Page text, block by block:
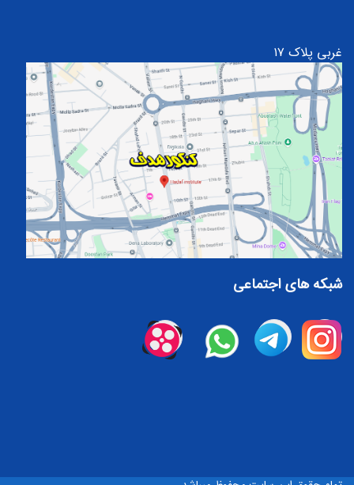
غربی پلاک ۱۷
شبکه های اجتماعی